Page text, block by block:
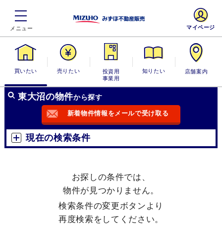
買いたい 売りたい
投資用・事業
用
知りたい 店舗案内
マイページ
東大沼の物件から探す
新着物件情報をメールで受け取る
現在の検索条件
お探しの条件では、
物件が見つかりません。
検索条件の変更ボタンより
再度検索をしてください。